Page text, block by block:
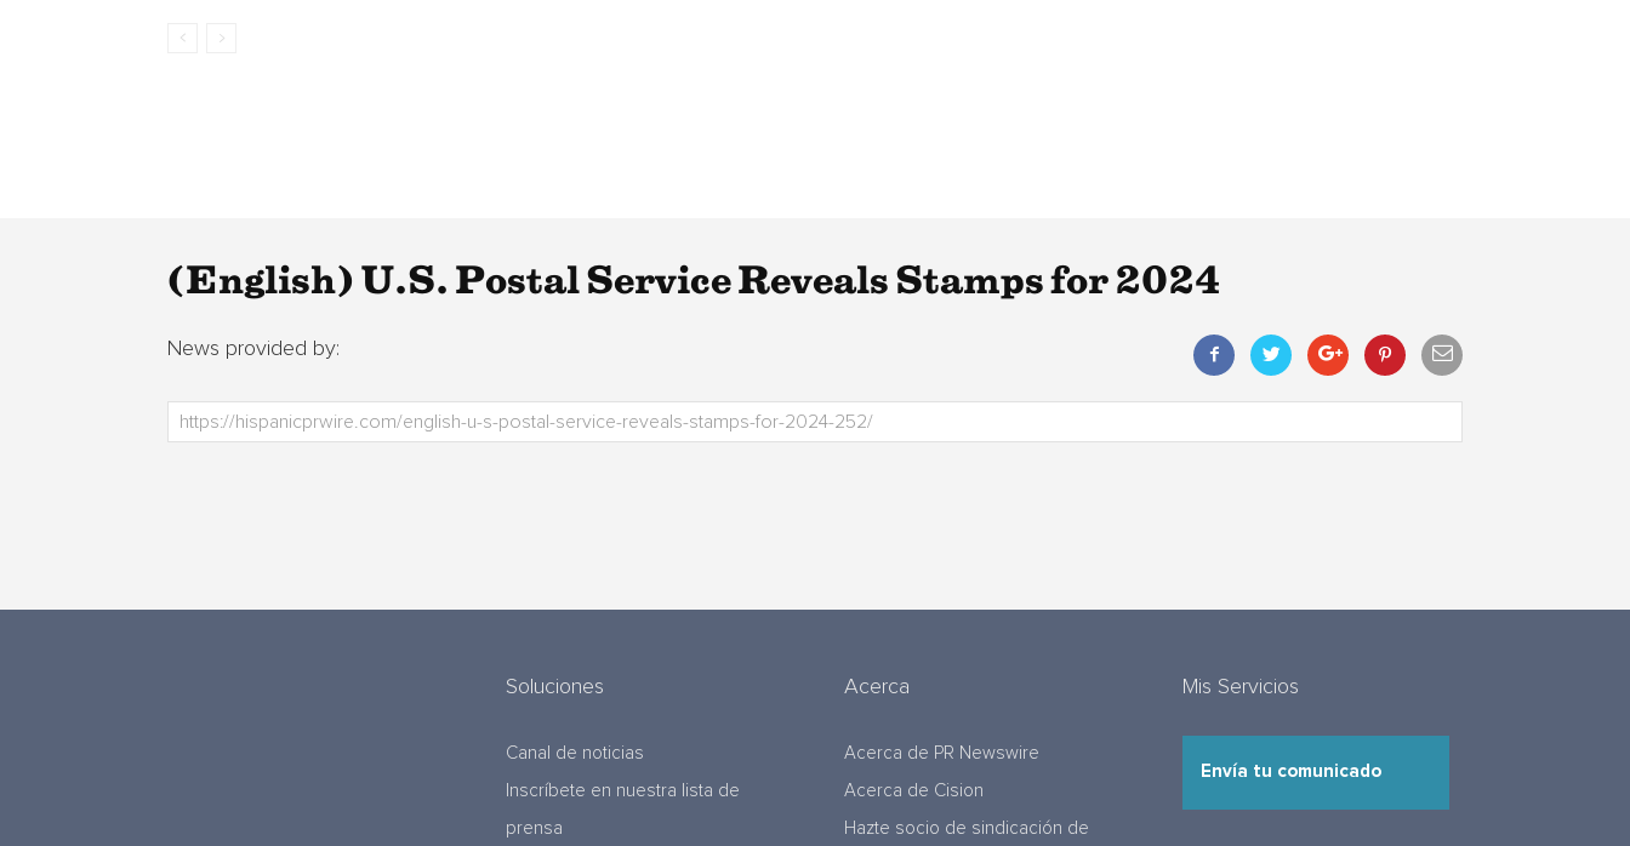
(English) U.S. Postal Service Reveals Stamps for 2024
News provided by:
Soluciones
Canal de noticias
Inscríbete en nuestra lista de
prensa
Acerca
Acerca de PR Newswire
Acerca de Cision
Hazte socio de sindicación de
Mis Servicios
Envía tu comunicado